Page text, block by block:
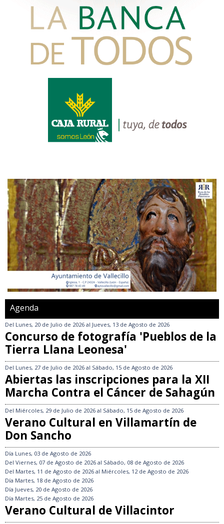
Agenda
Del Lunes, 20 de Julio de 2026 al Jueves, 13 de Agosto de 2026
Concurso de fotografía 'Pueblos de la
Tierra Llana Leonesa'
Del Lunes, 27 de Julio de 2026 al Sábado, 15 de Agosto de 2026
Abiertas las inscripciones para la XII
Marcha Contra el Cáncer de Sahagún
Del Miércoles, 29 de Julio de 2026 al Sábado, 15 de Agosto de 2026
Verano Cultural en Villamartín de
Don Sancho
Día Lunes, 03 de Agosto de 2026
Del Viernes, 07 de Agosto de 2026 al Sábado, 08 de Agosto de 2026
Del Martes, 11 de Agosto de 2026 al Miércoles, 12 de Agosto de 2026
Día Martes, 18 de Agosto de 2026
Día Jueves, 20 de Agosto de 2026
Día Martes, 25 de Agosto de 2026
Verano Cultural de Villacintor